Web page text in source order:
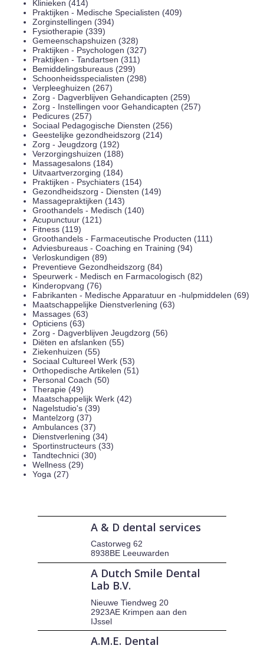
Klinieken (414)
Praktijken - Medische Specialisten (409)
Zorginstellingen (394)
Fysiotherapie (339)
Gemeenschapshuizen (328)
Praktijken - Psychologen (327)
Praktijken - Tandartsen (311)
Bemiddelingsbureaus (299)
Schoonheidsspecialisten (298)
Verpleeghuizen (267)
Zorg - Dagverblijven Gehandicapten (259)
Zorg - Instellingen voor Gehandicapten (257)
Pedicures (257)
Sociaal Pedagogische Diensten (256)
Geestelijke gezondheidszorg (214)
Zorg - Jeugdzorg (192)
Verzorgingshuizen (188)
Massagesalons (184)
Uitvaartverzorging (184)
Praktijken - Psychiaters (154)
Gezondheidszorg - Diensten (149)
Massagepraktijken (143)
Groothandels - Medisch (140)
Acupunctuur (121)
Fitness (119)
Groothandels - Farmaceutische Producten (111)
Adviesbureaus - Coaching en Training (94)
Verloskundigen (89)
Preventieve Gezondheidszorg (84)
Speurwerk - Medisch en Farmacologisch (82)
Kinderopvang (76)
Fabrikanten - Medische Apparatuur en -hulpmiddelen (69)
Maatschappelijke Dienstverlening (63)
Massages (63)
Opticiens (63)
Zorg - Dagverblijven Jeugdzorg (56)
Diëten en afslanken (55)
Ziekenhuizen (55)
Sociaal Cultureel Werk (53)
Orthopedische Artikelen (51)
Personal Coach (50)
Therapie (49)
Maatschappelijk Werk (42)
Nagelstudio's (39)
Mantelzorg (37)
Ambulances (37)
Dienstverlening (34)
Sportinstructeurs (33)
Tandtechnici (30)
Wellness (29)
Yoga (27)
A & D dental services
Castorweg 62
8938BE Leeuwarden
A Dutch Smile Dental
Lab B.V.
Nieuwe Tiendweg 20
2923AE Krimpen aan den
IJssel
A.M.E. Dental